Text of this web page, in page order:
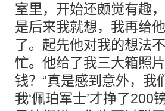
室里，开始还颇觉有趣
是后来我就想，我再给
了。起先他对我的想法
忙。他给了我三大箱照
钱？“真是感到意外，我
我‘佩珀军士’才挣了